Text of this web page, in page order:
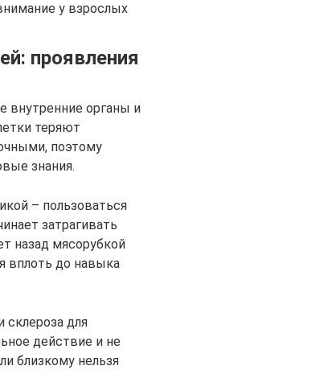
у взрослых
проявления
внутренние органы и
теряют
поэтому
знания.
– пользоваться
затрагивать
назад мясорубкой
вплоть до навыка
склероза для
действие и не
близкому нельзя